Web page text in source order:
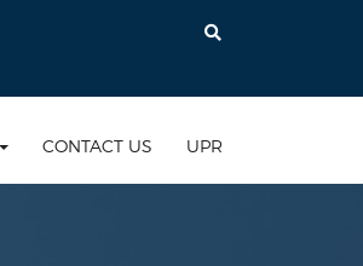
CONTACT US UPR